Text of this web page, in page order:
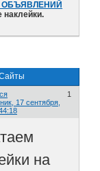
наклейки.
1
17 сентября,
на